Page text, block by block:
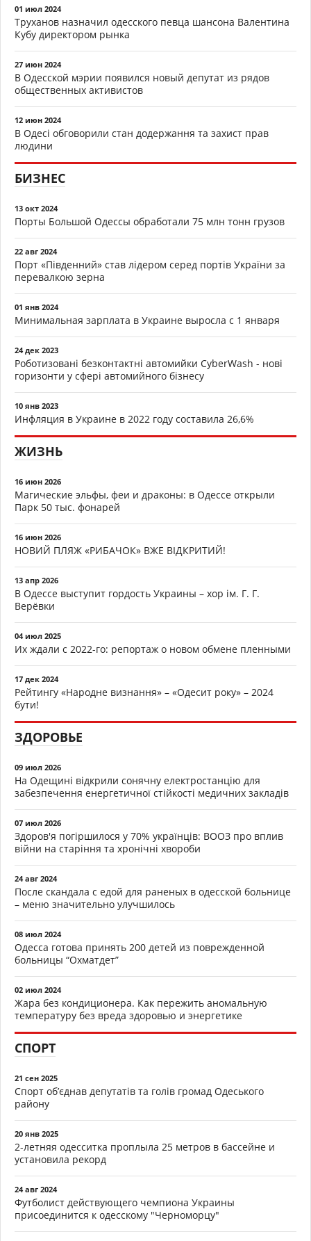
01 июл 2024
Труханов назначил одесского певца шансона Валентина
Кубу директором рынка
27 июн 2024
В Одесской мэрии появился новый депутат из рядов
общественных активистов
12 июн 2024
В Одесі обговорили стан додержання та захист прав
людини
БИЗНЕС
13 окт 2024
Порты Большой Одессы обработали 75 млн тонн грузов
22 авг 2024
Порт «Південний» став лідером серед портів України за
перевалкою зерна
01 янв 2024
Минимальная зарплата в Украине выросла с 1 января
24 дек 2023
Роботизовані безконтактні автомийки CyberWash - нові
горизонти у сфері автомийного бізнесу
10 янв 2023
Инфляция в Украине в 2022 году составила 26,6%
ЖИЗНЬ
16 июн 2026
Магические эльфы, феи и драконы: в Одессе открыли
Парк 50 тыс. фонарей
16 июн 2026
НОВИЙ ПЛЯЖ «РИБАЧОК» ВЖЕ ВІДКРИТИЙ!
13 апр 2026
В Одессе выступит гордость Украины – хор ім. Г. Г.
Верёвки
04 июл 2025
Их ждали с 2022-го: репортаж о новом обмене пленными
17 дек 2024
Рейтингу «Народне визнання» – «Одесит року» – 2024
бути!
ЗДОРОВЬЕ
09 июл 2026
На Одещині відкрили сонячну електростанцію для
забезпечення енергетичної стійкості медичних закладів
07 июл 2026
Здоров'я погіршилося у 70% українців: ВООЗ про вплив
війни на старіння та хронічні хвороби
24 авг 2024
После скандала с едой для раненых в одесской больнице
– меню значительно улучшилось
08 июл 2024
Одесса готова принять 200 детей из поврежденной
больницы “Охматдет”
02 июл 2024
Жара без кондиционера. Как пережить аномальную
температуру без вреда здоровью и энергетике
СПОРТ
21 сен 2025
Спорт об’єднав депутатів та голів громад Одеського
району
20 янв 2025
2-летняя одесситка проплыла 25 метров в бассейне и
установила рекорд
24 авг 2024
Футболист действующего чемпиона Украины
присоединится к одесскому "Черноморцу"